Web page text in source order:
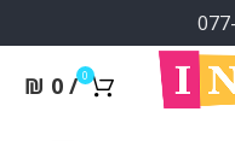
0
/
₪ 0